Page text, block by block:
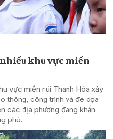
khu vực miền
vực miền núi Thanh Hóa xảy
thông, công trình và đe dọa
các địa phương đang khẩn
phó.